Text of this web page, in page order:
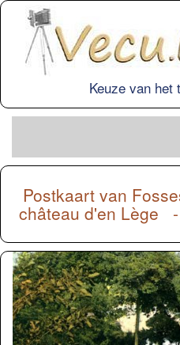
Keuze van het
Postkaart van
château d'en Lège